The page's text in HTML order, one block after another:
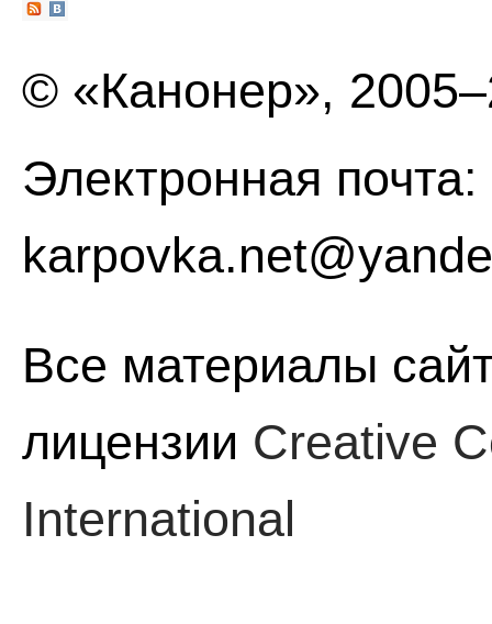
© «Канонер»,
Электронная почта:
Все материалы
лицензии Creative
International